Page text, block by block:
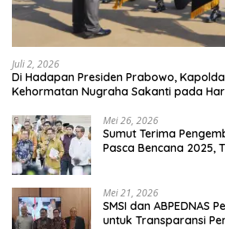
Juli 2, 2026
Di Hadapan Presiden Prabowo,
Kehormatan Nugraha Sakanti pada
Mei 26, 2026
Sumut Terima
Pasca Bencana 2025,
Mei 21, 2026
SMSI dan ABPEDNAS
untuk Transparansi